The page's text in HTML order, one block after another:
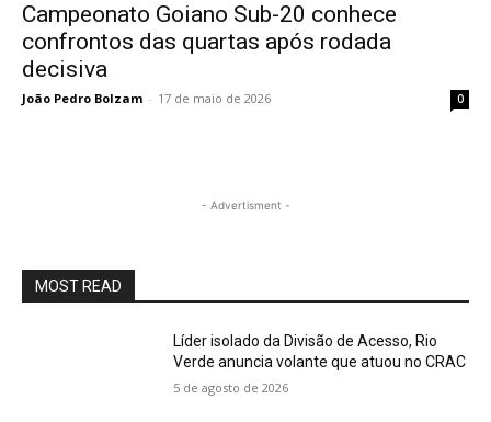
Campeonato Goiano Sub-20 conhece
confrontos das quartas após rodada
decisiva
João Pedro Bolzam - 17 de maio de 2026 0
- Advertisment -
MOST READ
Líder isolado da Divisão de Acesso, Rio
Verde anuncia volante que atuou no CRAC
5 de agosto de 2026